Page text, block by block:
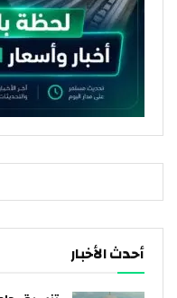
أحدث الأخبار